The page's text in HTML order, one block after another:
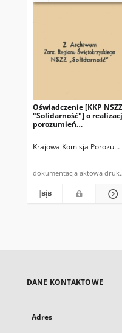
Oświadczenie [KKP NSZZ
"Solidarność"] o
porozumień
Krajowa Komisja
DANE KONTAKTOWE
Adres